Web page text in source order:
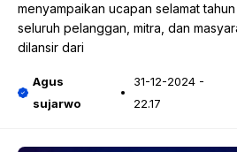
menyampaikan ucapan selamat
seluruh pelanggan, mitra, dan
dilansir dari
Agus
sujarwo
31-12-2024 -
22.17